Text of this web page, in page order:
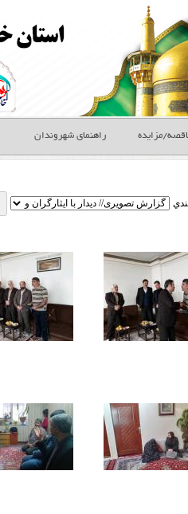
مزایده راهنمای شهروندان